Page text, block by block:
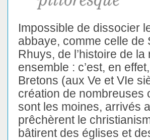
Impossible de dissocier
abbaye, comme celle de
Rhuys, de l’histoire de
ensemble : c’est, en
Bretons (aux Ve et VIe
création de nombreuses
sont les moines, arrivés
prêchèrent le
bâtirent des églises et